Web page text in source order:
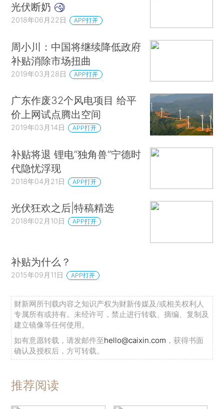
光伏断奶
2018年06月22日 APP打开
周小川：中国将继续降低政府
补贴消除市场扭曲
2019年03月28日 APP打开
广东作废32个风电项目 给平
价上网试点腾出空间
2019年03月14日 APP打开
补贴将退 锂电“独角兽”宁德时
代隐忧浮现
2018年04月21日 APP打开
光伏狂欢之后|特稿精选
2018年02月10日 APP打开
补贴为什么？
2015年09月11日 APP打开
财新网所刊载内容之知识产权为财新传媒及/或相关权利人
专属所有或持有。未经许可，禁止进行转载、摘编、复制及
建立镜像等任何使用。
如有意愿转载，请发邮件至hello@caixin.com ，获得书面
确认及授权后，方可转载。
推荐阅读